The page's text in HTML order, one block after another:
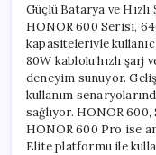
Güçlü Batarya ve
HONOR 600 Serisi,
kapasiteleriyle
80W kablolu hızlı
deneyim sunuyor.
kullanım
sağlıyor. HONOR
HONOR 600 Pro ise
Elite platformu ile